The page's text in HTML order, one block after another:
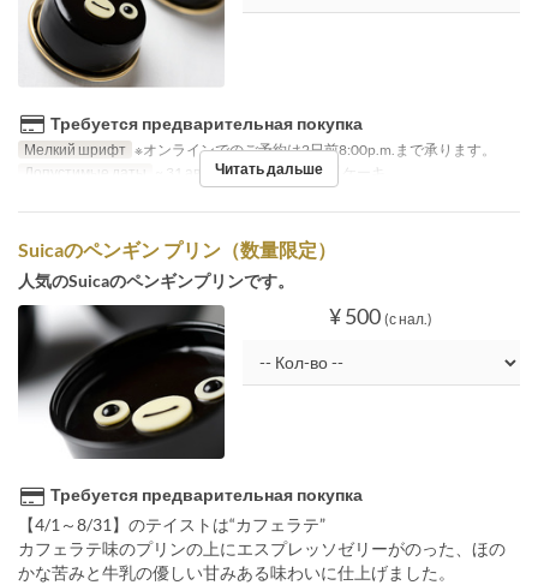
Требуется предварительная покупка
Мелкий шрифт ※オンラインでのご予約は2日前8:00p.m.まで承ります。
Допустимые даты
~ 31 авг. Категория места ケーキ
Читать дальше
Suicaのペンギン プリン（数量限定）
人気のSuicaのペンギンプリンです。
¥ 500 (с нал.)
Требуется предварительная покупка
【4/1～8/31】のテイストは“カフェラテ”
カフェラテ味のプリンの上にエスプレッソゼリーがのった、ほの
かな苦みと牛乳の優しい甘みある味わいに仕上げました。